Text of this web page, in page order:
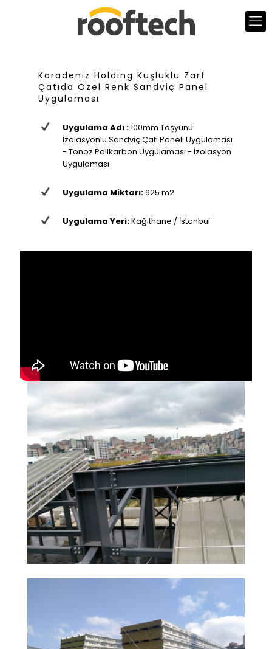
Karadeniz Holding Kuşluklu Zarf
Çatıda Özel Renk Sandviç Panel
Uygulaması
Uygulama Adı :100mm Taşyünü
İzolasyonlu Sandviç Çatı Paneli Uygulaması
- Tonoz Polikarbon Uygulaması - İzolasyon
Uygulaması
Uygulama Miktarı:625 m2
Uygulama Yeri:Kağıthane / İstanbul